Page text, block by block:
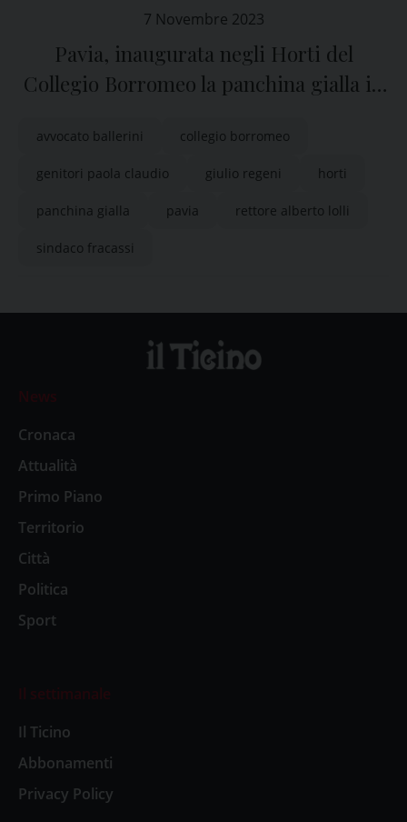
7 Novembre 2023
Pavia, inaugurata negli Horti del
Collegio Borromeo la panchina gialla in
avvocato ballerini collegio borromeo
genitori paola claudio giulio regeni horti
panchina gialla pavia rettore alberto lolli
sindaco fracassi
News
Cronaca
Attualità
Primo Piano
Territorio
Città
Politica
Sport
Il settimanale
Il Ticino
Abbonamenti
Privacy Policy